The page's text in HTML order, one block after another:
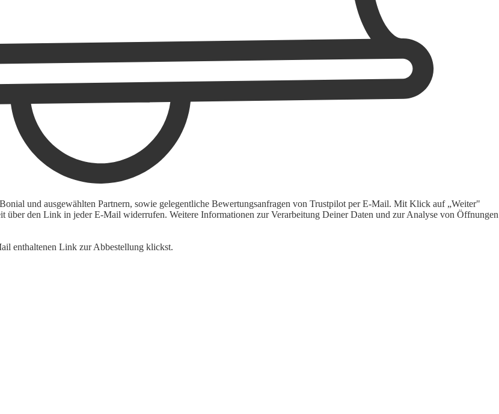
und ausgewählten Partnern, sowie gelegentliche Bewertungsanfragen von Trustpilot per E-Mail. Mit Klick auf „Weiter"
den Link in jeder E-Mail widerrufen. Weitere Informationen zur Verarbeitung Deiner Daten und zur Analyse von Öffnungen
enthaltenen Link zur Abbestellung klickst.